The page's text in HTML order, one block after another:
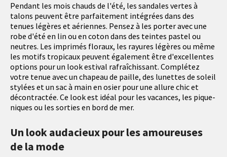
Pendant les mois chauds de l'été, les sandales vertes à
talons peuvent être parfaitement intégrées dans des
tenues légères et aériennes. Pensez à les porter avec une
robe d'été en lin ou en coton dans des teintes pastel ou
neutres. Les imprimés floraux, les rayures légères ou même
les motifs tropicaux peuvent également être d'excellentes
options pour un look estival rafraîchissant. Complétez
votre tenue avec un chapeau de paille, des lunettes de soleil
stylées et un sac à main en osier pour une allure chic et
décontractée. Ce look est idéal pour les vacances, les pique-
niques ou les sorties en bord de mer.
Un look audacieux pour les amoureuses
de la mode